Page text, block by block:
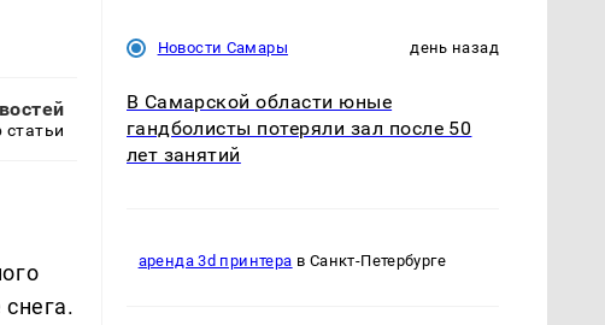
статьи
Новости Самары день назад
В Самарской области юные
гандболисты потеряли зал после 50
лет занятий
аренда 3d принтера в Санкт-Петербурге